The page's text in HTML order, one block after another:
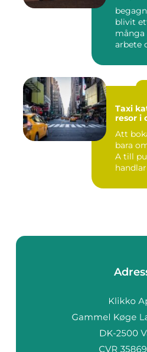
blivit
många
arbete
Taxi
resor i
Att
bara
A till